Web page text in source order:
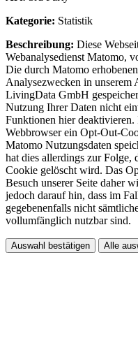
Kategorie: Statistik
Beschreibung: Diese
Webanalysedienst Matomo,
Die durch Matomo
Analysezwecken in unserem
LivingData GmbH
Nutzung Ihrer Daten nicht
Funktionen hier
Webbrowser ein Opt-Out-
Matomo Nutzungsdaten
hat dies allerdings zur Folge,
Cookie gelöscht wird. Das
Besuch unserer Seite daher
jedoch darauf hin, dass im
gegebenenfalls nicht
vollumfänglich nutzbar sind.
Auswahl bestätigen Alle